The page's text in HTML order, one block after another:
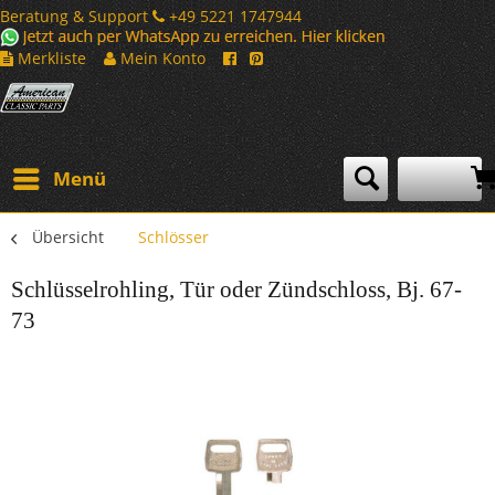
Beratung & Support
+49 5221 1747944
Merkliste
Mein Konto
Menü
Übersicht Schlösser
Schlüsselrohling, Tür oder Zündschloss, Bj. 67-
73